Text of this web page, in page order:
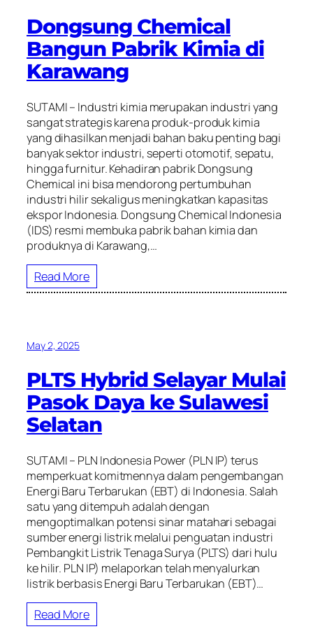
Dongsung Chemical
Bangun Pabrik Kimia di
Karawang
SUTAMI – Industri kimia merupakan industri yang
sangat strategis karena produk-produk kimia
yang dihasilkan menjadi bahan baku penting bagi
banyak sektor industri, seperti otomotif, sepatu,
hingga furnitur. Kehadiran pabrik Dongsung
Chemical ini bisa mendorong pertumbuhan
industri hilir sekaligus meningkatkan kapasitas
ekspor Indonesia. Dongsung Chemical Indonesia
(IDS) resmi membuka pabrik bahan kimia dan
produknya di Karawang,…
Read More
May 2, 2025
PLTS Hybrid Selayar Mulai
Pasok Daya ke Sulawesi
Selatan
SUTAMI – PLN Indonesia Power (PLN IP) terus
memperkuat komitmennya dalam pengembangan
Energi Baru Terbarukan (EBT) di Indonesia. Salah
satu yang ditempuh adalah dengan
mengoptimalkan potensi sinar matahari sebagai
sumber energi listrik melalui penguatan industri
Pembangkit Listrik Tenaga Surya (PLTS) dari hulu
ke hilir. PLN IP) melaporkan telah menyalurkan
listrik berbasis Energi Baru Terbarukan (EBT)…
Read More